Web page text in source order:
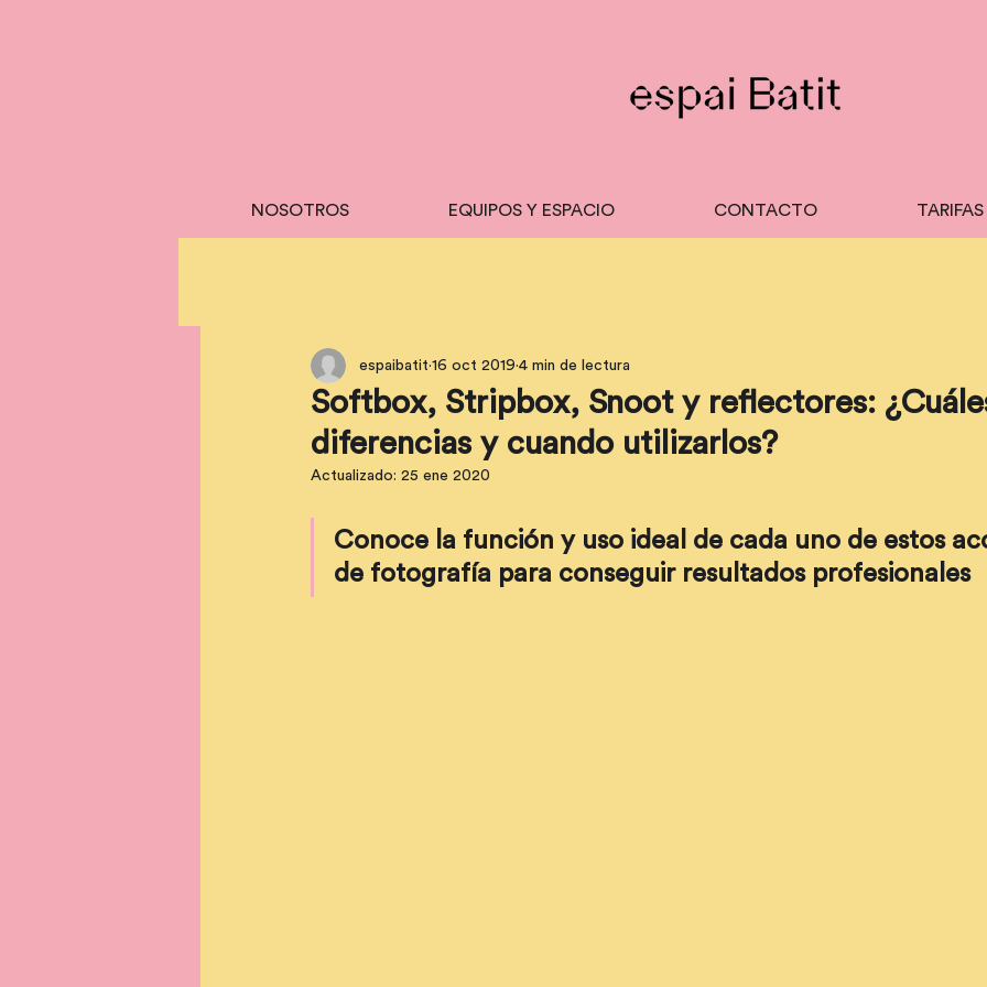
NOSOTROS EQUIPOS Y ESPACIO CONTACTO
Softbox, Stripbox, Snoot y reflectores:
diferencias y cuando utilizarlos?
espaibatit 16 oct 2019 4 min de lectura
Actualizado: 25 ene 2020
Conoce la función y uso ideal de cada uno de estos
de fotografía para conseguir resultados profesionales